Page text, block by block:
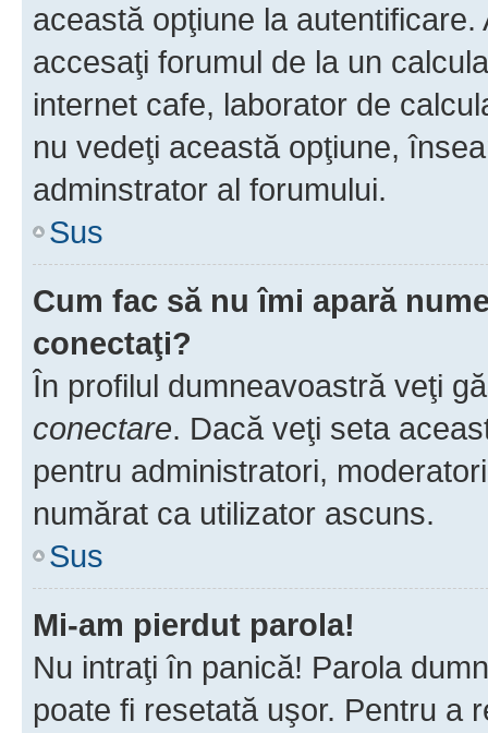
această opţiune la
accesaţi forumul de la un
internet cafe, laborator de
nu vedeţi această opţiune,
adminstrator al forumului.
Sus
Cum fac să nu îmi apară
conectaţi?
În profilul dumneavoastră veţi
conectare. Dacă veţi seta
pentru administratori,
numărat ca utilizator ascuns.
Sus
Mi-am pierdut parola!
Nu intraţi în panică! Parola
poate fi resetată uşor. Pentru a